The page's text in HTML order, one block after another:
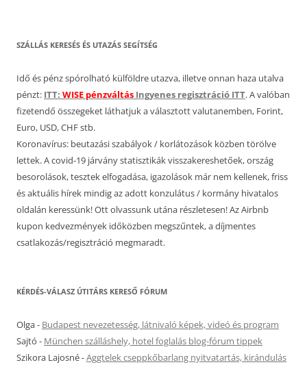
SZÁLLÁS KERESÉS ÉS UTAZÁS SEGÍTSÉG
Idő és pénz spórolható külföldre utazva, illetve onnan haza utalva
pénzt: ITT: WISE pénzváltás Ingyenes regisztráció ITT. A valóban
fizetendő összegeket láthatjuk a választott valutanemben, Forint,
Euro, USD, CHF stb.
Koronavírus: beutazási szabályok / korlátozások közben törölve
lettek. A covid-19 járvány statisztikák visszakereshetőek, ország
besorolások, tesztek elfogadása, igazolások már nem kellenek, friss
és aktuális hírek mindig az adott konzulátus / kormány hivatalos
oldalán keressünk! Ott olvassunk utána részletesen! Az Airbnb
kupon kedvezmények időközben megszűntek, a díjmentes
csatlakozás/regisztráció megmaradt.
KÉRDÉS-VÁLASZ ÚTITÁRS KERESŐ FÓRUM
Olga- Budapest nevezetesség, látnivaló képek, videó és program
Sajtó - München szálláshely, hotel foglalás blog-fórum tippek
Szikora Lajosné-Aggtelek cseppkőbarlang nyitvatartás, kirándulás